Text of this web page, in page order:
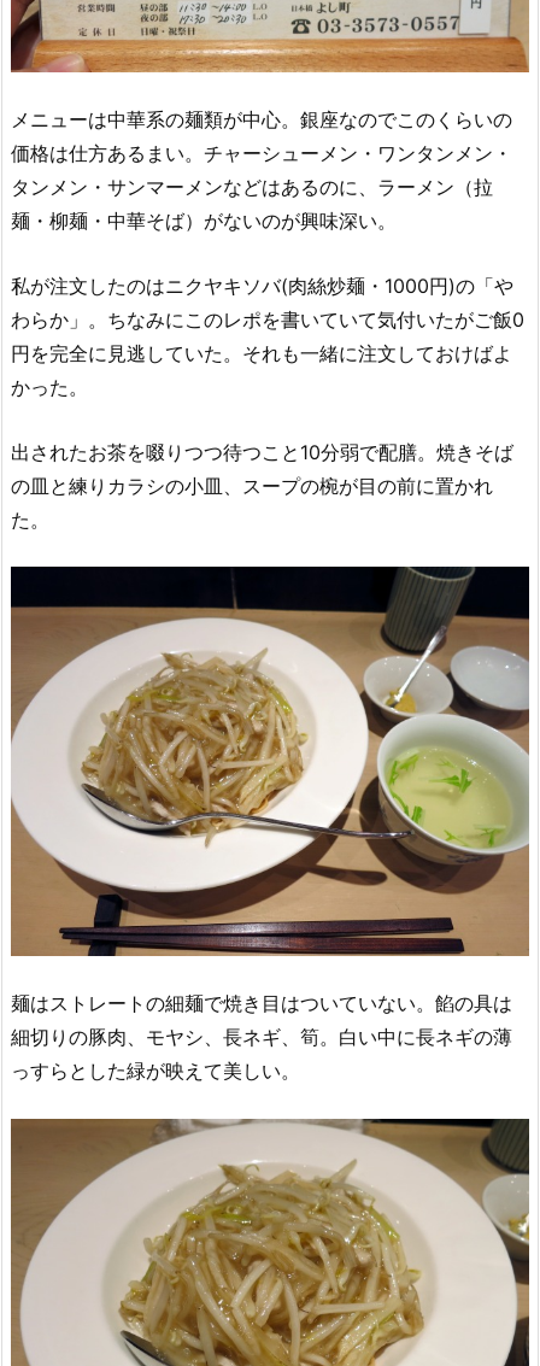
メニューは中華系の麺類が中心。銀座なのでこのくらいの
価格は仕方あるまい。チャーシューメン・ワンタンメン・
タンメン・サンマーメンなどはあるのに、ラーメン（拉
麺・柳麺・中華そば）がないのが興味深い。
私が注文したのはニクヤキソバ(肉絲炒麺・1000円)の「や
わらか」。ちなみにこのレポを書いていて気付いたがご飯0
円を完全に見逃していた。それも一緒に注文しておけばよ
かった。
出されたお茶を啜りつつ待つこと10分弱で配膳。焼きそば
の皿と練りカラシの小皿、スープの椀が目の前に置かれ
た。
麺はストレートの細麺で焼き目はついていない。餡の具は
細切りの豚肉、モヤシ、長ネギ、筍。白い中に長ネギの薄
っすらとした緑が映えて美しい。